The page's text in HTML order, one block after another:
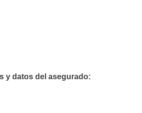
y datos del asegurado: